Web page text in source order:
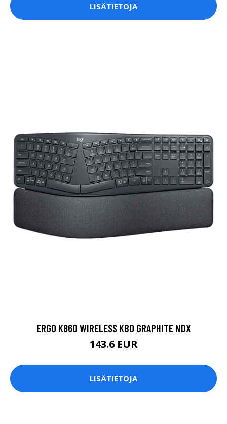
LISÄTIETOJA
ERGO K860 WIRELESS KBD GRAPHITE NDX
143.6 EUR
LISÄTIETOJA